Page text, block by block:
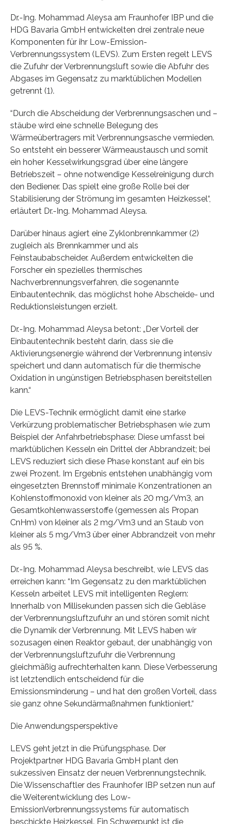
Dr.-Ing. Mohammad Aleysa am Fraunhofer IBP und die
HDG Bavaria GmbH entwickelten drei zentrale neue
Komponenten für ihr Low-Emission-
Verbrennungssystem (LEVS). Zum Ersten regelt LEVS
die Zufuhr der Verbrennungsluft sowie die Abfuhr des
Abgases im Gegensatz zu marktüblichen Modellen
getrennt (1).
“Durch die Abscheidung der Verbrennungsaschen und –
stäube wird eine schnelle Belegung des
Wärmeübertragers mit Verbrennungsasche vermieden.
So entsteht ein besserer Wärmeaustausch und somit
ein hoher Kesselwirkungsgrad über eine längere
Betriebszeit – ohne notwendige Kesselreinigung durch
den Bediener. Das spielt eine große Rolle bei der
Stabilisierung der Strömung im gesamten Heizkessel“,
erläutert Dr.-Ing. Mohammad Aleysa.
Darüber hinaus agiert eine Zyklonbrennkammer (2)
zugleich als Brennkammer und als
Feinstaubabscheider. Außerdem entwickelten die
Forscher ein spezielles thermisches
Nachverbrennungsverfahren, die sogenannte
Einbautentechnik, das möglichst hohe Abscheide- und
Reduktionsleistungen erzielt.
Dr.-Ing. Mohammad Aleysa betont: „Der Vorteil der
Einbautentechnik besteht darin, dass sie die
Aktivierungsenergie während der Verbrennung intensiv
speichert und dann automatisch für die thermische
Oxidation in ungünstigen Betriebsphasen bereitstellen
kann.“
Die LEVS-Technik ermöglicht damit eine starke
Verkürzung problematischer Betriebsphasen wie zum
Beispiel der Anfahrbetriebsphase: Diese umfasst bei
marktüblichen Kesseln ein Drittel der Abbrandzeit; bei
LEVS reduziert sich diese Phase konstant auf ein bis
zwei Prozent. Im Ergebnis entstehen unabhängig vom
eingesetzten Brennstoff minimale Konzentrationen an
Kohlenstoffmonoxid von kleiner als 20 mg/Vm3, an
Gesamtkohlenwasserstoffe (gemessen als Propan
CnHm) von kleiner als 2 mg/Vm3 und an Staub von
kleiner als 5 mg/Vm3 über einer Abbrandzeit von mehr
als 95 %.
Dr.-Ing. Mohammad Aleysa beschreibt, wie LEVS das
erreichen kann: “Im Gegensatz zu den marktüblichen
Kesseln arbeitet LEVS mit intelligenten Reglern:
Innerhalb von Millisekunden passen sich die Gebläse
der Verbrennungsluftzufuhr an und stören somit nicht
die Dynamik der Verbrennung. Mit LEVS haben wir
sozusagen einen Reaktor gebaut, der unabhängig von
der Verbrennungsluftzufuhr die Verbrennung
gleichmäßig aufrechterhalten kann. Diese Verbesserung
ist letztendlich entscheidend für die
Emissionsminderung – und hat den großen Vorteil, dass
sie ganz ohne Sekundärmaßnahmen funktioniert.“
Die Anwendungsperspektive
LEVS geht jetzt in die Prüfungsphase. Der
Projektpartner HDG Bavaria GmbH plant den
sukzessiven Einsatz der neuen Verbrennungstechnik.
Die Wissenschaftler des Fraunhofer IBP setzen nun auf
die Weiterentwicklung des Low-
EmissionVerbrennungssystems für automatisch
beschickte Heizkessel. Ein Schwerpunkt ist die